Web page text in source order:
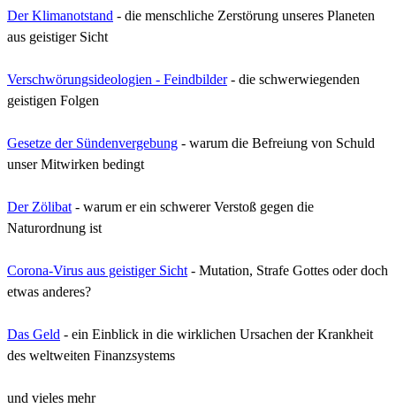
Der Klimanotstand - die menschliche Zerstörung unseres Planeten
aus geistiger Sicht
Verschwörungsideologien - Feindbilder - die schwerwiegenden
geistigen Folgen
Gesetze der Sündenvergebung - warum die Befreiung von Schuld
unser Mitwirken bedingt
Der Zölibat - warum er ein schwerer Verstoß gegen die
Naturordnung ist
Corona-Virus aus geistiger Sicht - Mutation, Strafe Gottes oder doch
etwas anderes?
Das Geld - ein Einblick in die wirklichen Ursachen der Krankheit
des weltweiten Finanzsystems
und vieles mehr